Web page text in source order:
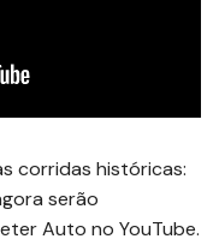
corridas históricas:
serão
Auto no YouTube.